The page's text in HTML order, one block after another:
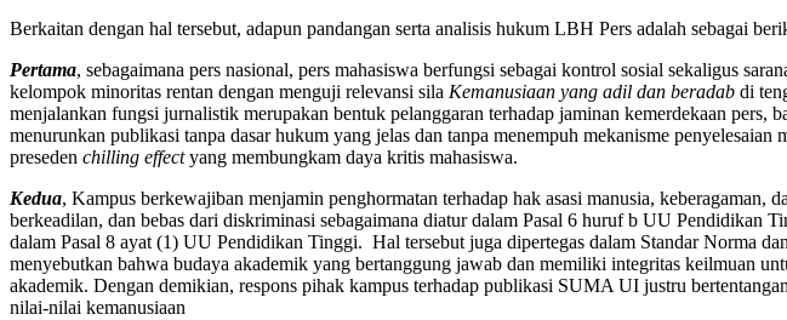
Berkaitan dengan hal tersebut, adapun pandangan serta analisis hukum LBH Pers adalah sebagai
Pertama, sebagaimana pers nasional, pers mahasiswa berfungsi sebagai kontrol sosial sekaligus
kelompok minoritas rentan dengan menguji relevansi sila Kemanusiaan yang adil dan beradab di
menjalankan fungsi jurnalistik merupakan bentuk pelanggaran terhadap jaminan kemerdekaan pers,
menurunkan publikasi tanpa dasar hukum yang jelas dan tanpa menempuh mekanisme
preseden chilling effectyang membungkam daya kritis mahasiswa.
Kedua, Kampus berkewajiban menjamin penghormatan terhadap hak asasi manusia,
berkeadilan, dan bebas dari diskriminasi sebagaimana diatur dalam Pasal 6 huruf b UU Pendidikan
dalam Pasal 8 ayat (1) UU Pendidikan Tinggi. Hal tersebut juga dipertegas dalam Standar Norma
menyebutkan bahwa budaya akademik yang bertanggung jawab dan memiliki integritas keilmuan
akademik. Dengan demikian, respons pihak kampus terhadap publikasi SUMA UI justru
nilai-nilai kemanusiaan